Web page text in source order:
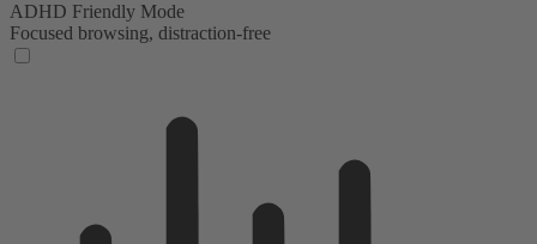
ADHD Friendly Mode
Focused browsing, distraction-free